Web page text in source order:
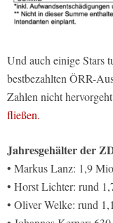
Und auch einige Stars
bestbezahlten ÖRR-
Zahlen nicht
fließen.
Jahresgehälter der
• Markus Lanz: 1,9
• Horst Lichter: rund
• Oliver Welke: rund